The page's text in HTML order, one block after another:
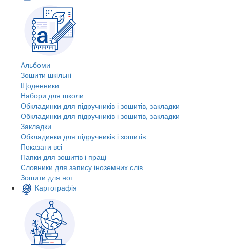
Альбоми
Зошити шкільні
Щоденники
Набори для школи
Обкладинки для підручників і зошитів, закладки
Обкладинки для підручників і зошитів, закладки
Закладки
Обкладинки для підручників і зошитів
Показати всі
Папки для зошитів і праці
Словники для запису іноземних слів
Зошити для нот
Картографія